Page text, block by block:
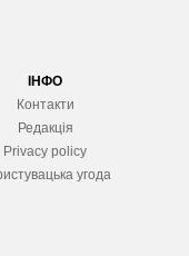
ІНФО
Контакти
Редакція
Privacy policy
угода